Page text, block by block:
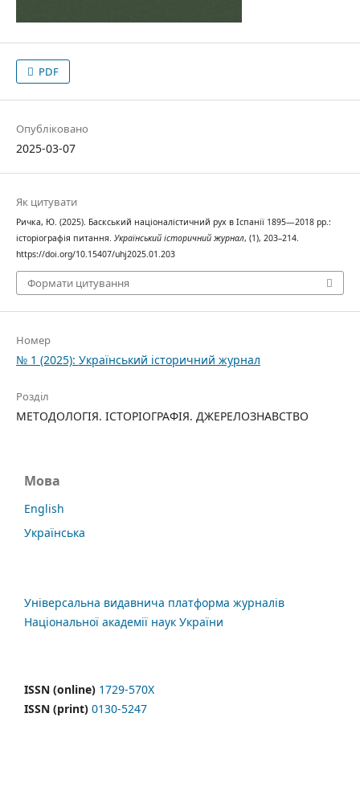
PDF
Опубліковано
2025-03-07
Як цитувати
Ричка, Ю. (2025). Баскський націоналістичний рух в Іспанії 1895—2018 рр.:
історіографія питання. Український історичний журнал, (1), 203–214.
https://doi.org/10.15407/uhj2025.01.203
Формати цитування
Номер
№ 1 (2025): Український історичний журнал
Розділ
МЕТОДОЛОГІЯ. ІСТОРІОГРАФІЯ. ДЖЕРЕЛОЗНАВСТВО
Мова
English
Українська
Універсальна видавнича платформа журналів
Національної академії наук України
ISSN (online) 1729-570X
ISSN (print) 0130-5247